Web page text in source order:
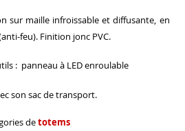
sur maille infroissable et diffusante, en
feu). Finition jonc PVC.
: panneau à LED enroulable
son sac de transport.
detotems